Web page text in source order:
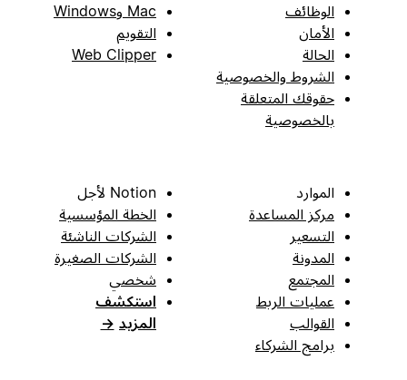
الوظائف
الأمان
الحالة
الشروط والخصوصية
حقوقك المتعلقة
بالخصوصية
Mac وWindows
التقويم
Web Clipper
الموارد
مركز المساعدة
التسعير
المدونة
المجتمع
عمليات الربط
القوالب
برامج الشركاء
Notion لأجل
الخطة المؤسسية
الشركات الناشئة
الشركات الصغيرة
شخصي
استكشف
المزيد →